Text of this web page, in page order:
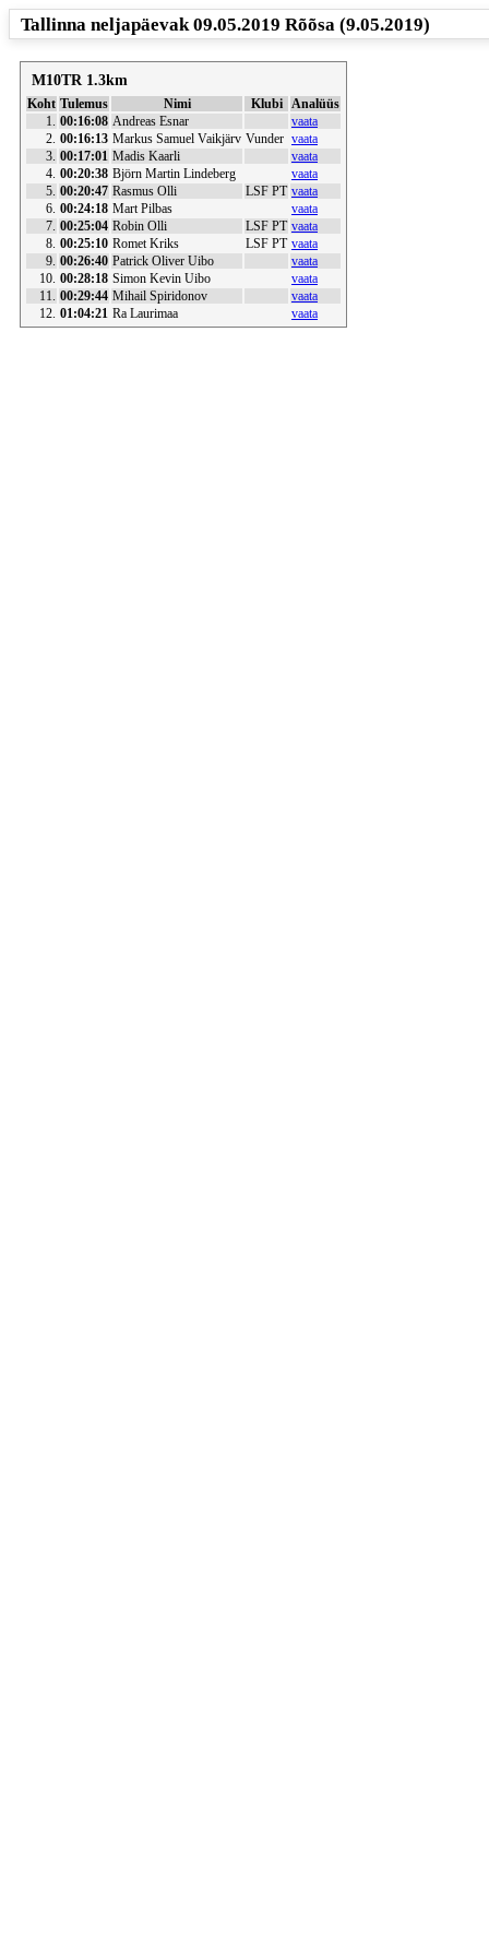
Tallinna neljapäevak 09.05.2019 Rõõsa (9.05.2019)
M10TR 1.3km
Koht Tulemus Nimi Klubi
Analüüs
1. 00:16:08 Andreas Esnar
vaata
2. 00:16:13 Markus Samuel Vaikjärv Vunder vaata
3. 00:17:01 Madis Kaarli
vaata
4. 00:20:38 Björn Martin Lindeberg
vaata
5. 00:20:47 Rasmus Olli LSF PT vaata
6. 00:24:18 Mart Pilbas
vaata
7. 00:25:04 Robin Olli LSF PT vaata
8. 00:25:10 Romet Kriks LSF PT vaata
9. 00:26:40 Patrick Oliver Uibo
vaata
10. 00:28:18 Simon Kevin Uibo
vaata
11. 00:29:44 Mihail Spiridonov
vaata
12. 01:04:21 Ra Laurimaa vaata